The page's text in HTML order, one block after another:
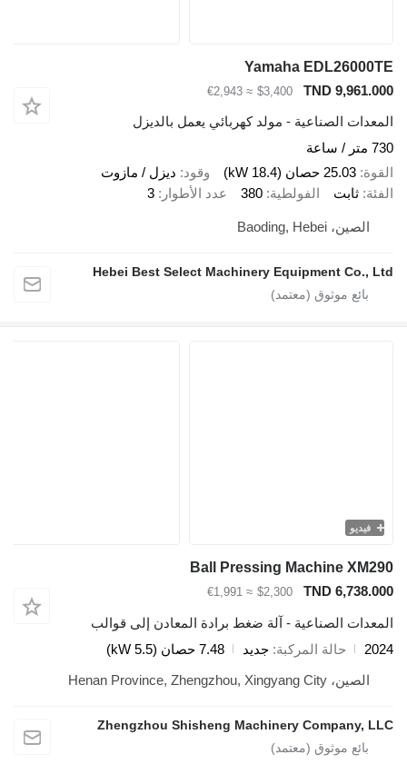
Yamaha
TND
$3,400
≈ €2,943
الصناعية - مولد كهربائي يعمل بالديزل
25.03 حصان (18.4 kW) وقود
ديزل / مازوت
ثابت
الفولطية 380 عدد الأطوار 3
Hebei Best Select Machinery Equipment
Ball Pressing Machine
TND
$2,300
≈ €1,991
الصناعية - آلة ضغط برادة المعادن إلى قوالب
حالة المركبة جديد
7.48 حصان (5.5 kW)
Zhengzhou Shisheng Machinery